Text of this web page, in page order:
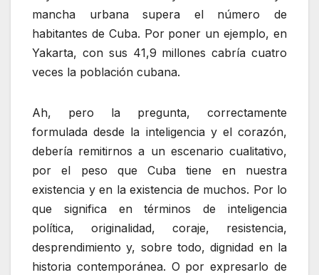
mancha urbana supera el número de
habitantes de Cuba. Por poner un ejemplo, en
Yakarta, con sus 41,9 millones cabría cuatro
veces la población cubana.
Ah, pero la pregunta, correctamente
formulada desde la inteligencia y el corazón,
debería remitirnos a un escenario cualitativo,
por el peso que Cuba tiene en nuestra
existencia y en la existencia de muchos. Por lo
que significa en términos de inteligencia
política, originalidad, coraje, resistencia,
desprendimiento y, sobre todo, dignidad en la
historia contemporánea. O por expresarlo de